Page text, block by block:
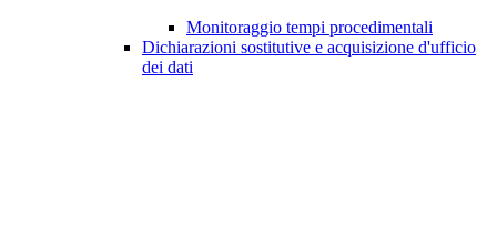
Monitoraggio tempi procedimentali
Dichiarazioni sostitutive e acquisizione d'ufficio
dei dati